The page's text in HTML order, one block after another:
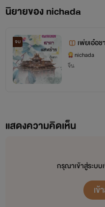
เศษรักอสูร
Janya
“ลูกหว้า...เธอรู้ไหม ไม่ว่
ยุ่มยั่บลงมาบริเวณลำคอผ่อ
ขาวผ่อง “ฉัน...ยังต้องการ
ไหนๆ”ร่างระหงเริ่มตัวสั่นขึ้
นิยายของ nichada
จบ เพ่ยเอ๋อ
nichada
จีน
แสดงความคิดเห็น
กรุณาเข้าสู่ระบ
เข้